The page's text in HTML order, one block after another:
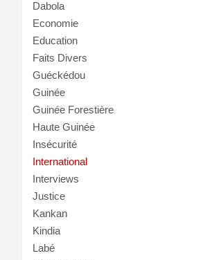
Dabola
Economie
Education
Faits Divers
Guéckédou
Guinée
Guinée Forestière
Haute Guinée
Insécurité
International
Interviews
Justice
Kankan
Kindia
Labé